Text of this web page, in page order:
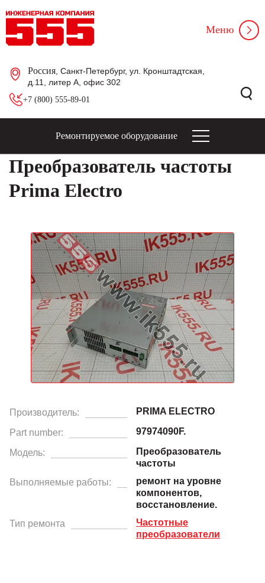
Россия , Санкт-Петербург, ул. Кронштадтская,
д.11, литер А, офис 302
+7 (800) 555-89-01
Меню
Ремонтируемое оборудование
Преобразователь частоты
Prima Electro
Производитель: PRIMA ELECTRO
Part number: 97974090F.
Модель:
Преобразователь
частоты
Выполняемые работы:
ремонт на уровне
компонентов,
восстановление.
Тип ремонта
Частотные
преобразователи